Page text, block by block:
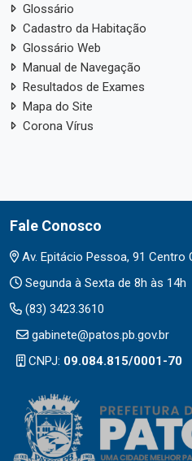
Glossário
Cadastro da Habitação
Glossário Web
Manual de Navegação
Resultados de Exames
Mapa do Site
Corona Vírus
Fale Conosco
Av. Epitácio Pessoa, 91 Centro
Segunda à Sexta de 8h às 14h
(83) 3423.3610
gabinete@patos.pb.gov.br
CNPJ: 09.084.815/0001-70